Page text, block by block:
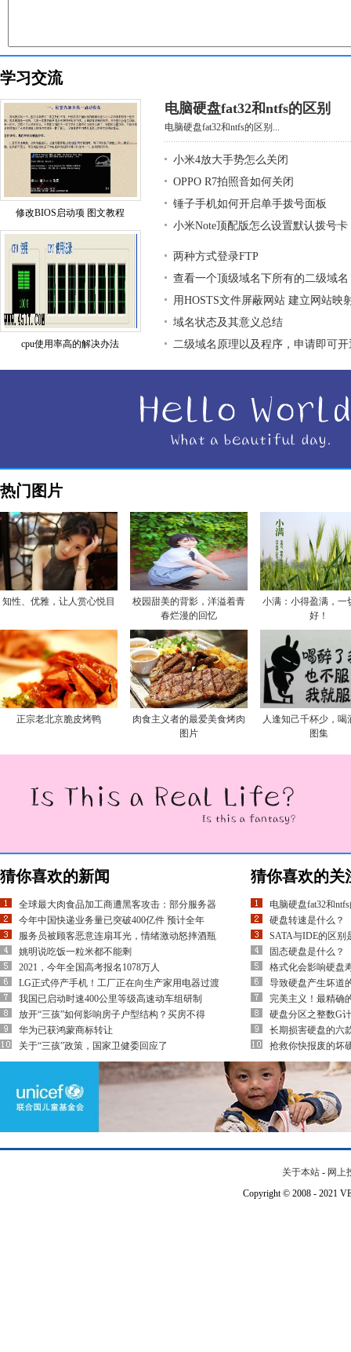
学习交流
修改BIOS启动项 图文教程
cpu使用率高的解决办法
电脑硬盘fat32和ntfs的区别
电脑硬盘fat32和ntfs的区别...
小米4放大手势怎么关闭
OPPO R7拍照音如何关闭
锤子手机如何开启单手拨号面板
小米Note顶配版怎么设置默认拨号卡
两种方式登录FTP
查看一个顶级域名下所有的二级域名
用HOSTS文件屏蔽网站 建立网站映
域名状态及其意义总结
二级域名原理以及程序，申请即可开
热门图片
知性、优雅，让人赏心悦目
校园甜美的背影，洋溢着青
春烂漫的回忆
小满：小得盈满，一
好！
正宗老北京脆皮烤鸭
肉食主义者的最爱美食烤肉
图片
人逢知己千杯少，喝
图集
猜你喜欢的新闻
全球最大肉食品加工商遭黑客攻击：部分服务器
今年中国快递业务量已突破400亿件 预计全年
服务员被顾客恶意连扇耳光，情绪激动怒摔酒瓶
姚明说吃饭一粒米都不能剩
2021，今年全国高考报名1078万人
LG正式停产手机！工厂正在向生产家用电器过渡
我国已启动时速400公里等级高速动车组研制
放开“三孩”如何影响房子户型结构？买房不得
华为已获鸿蒙商标转让
关于“三孩”政策，国家卫健委回应了
猜你喜欢的关
电脑硬盘fat32和
硬盘转速是什么？
SATA与IDE的区别
固态硬盘是什么？
格式化会影响硬盘
导致硬盘产生坏道
完美主义！最精确
硬盘分区之整数G
长期损害硬盘的六
抢救你快报废的坏
关于本站 - 网上
Copyright © 2008 - 2021